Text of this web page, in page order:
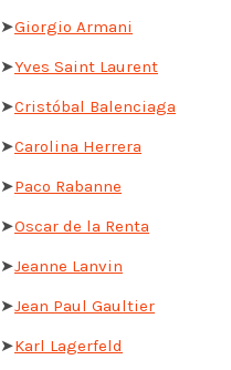
➤Giorgio Armani
➤Yves Saint Laurent
➤Cristóbal Balenciaga
➤Carolina Herrera
➤Paco Rabanne
➤Oscar de la Renta
➤Jeanne Lanvin
➤Jean Paul Gaultier
➤Karl Lagerfeld